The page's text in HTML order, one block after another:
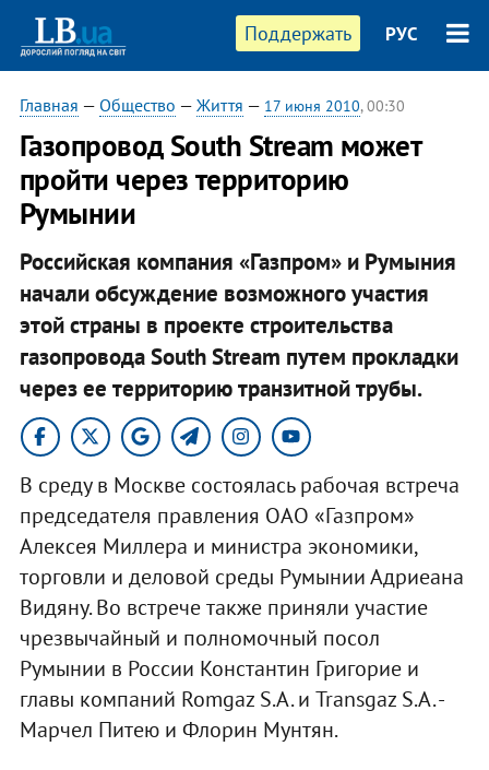
Поддержать РУС
Главная — Общество — Життя — 17 июня 2010, 00:30
Газопровод South Stream может
пройти через территорию
Румынии
Российская компания «Газпром» и Румыния
начали обсуждение возможного участия
этой страны в проекте строительства
газопровода South Stream путем прокладки
через ее территорию транзитной трубы.
В среду в Москве состоялась рабочая встреча
председателя правления ОАО «Газпром»
Алексея Миллера и министра экономики,
торговли и деловой среды Румынии Адриеана
Видяну. Во встрече также приняли участие
чрезвычайный и полномочный посол
Румынии в России Константин Григорие и
главы компаний Romgaz S.A. и Transgaz S.A. -
Марчел Питею и Флорин Мунтян.